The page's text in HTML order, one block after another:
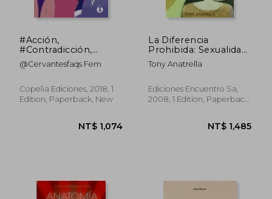
#Acción,
#Contradicción,
#Revolución
[Próxima Aparición]
@Cervantesfaqs Fem
Copelia Ediciones, 2018, 1
Edition, Paperback, New
La Diferencia
Prohibida: Sexualidad,
Educación y Violencia.
La Herencia de Mayo
Spanish)
Tony Anatrella
Ediciones Encuentro Sa,
2008, 1 Edition, Paperback,